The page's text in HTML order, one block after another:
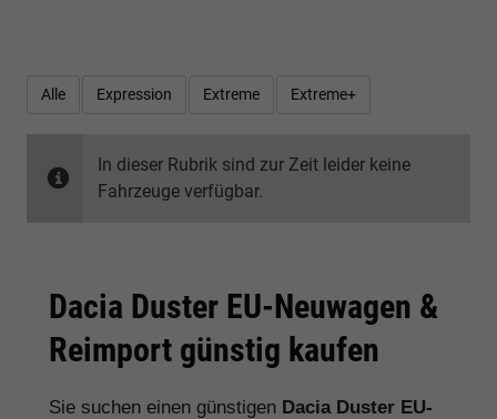
Alle Expression Extreme Extreme+
In dieser Rubrik sind zur Zeit leider keine
Fahrzeuge verfügbar.
Dacia Duster EU-Neuwagen &
Reimport günstig kaufen
Sie suchen einen günstigen Dacia Duster EU-